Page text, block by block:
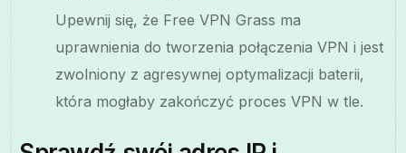
Upewnij się, że Free VPN Grass ma
uprawnienia do tworzenia połączenia VPN i jest
zwolniony z agresywnej optymalizacji baterii,
która mogłaby zakończyć proces VPN w tle.